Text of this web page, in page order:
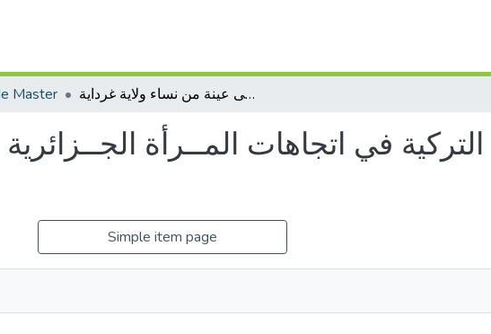
Master أثر الدراما التركية في اتجاهات المــرأة الجــزائرية نحو الزواج دراسة على عينة من نساء ولاية غرداية
التركية في اتجاهات المــرأة
Simple item page